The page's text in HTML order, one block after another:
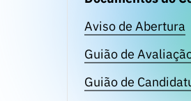
Aviso de Abertura
Guião de
Guião de